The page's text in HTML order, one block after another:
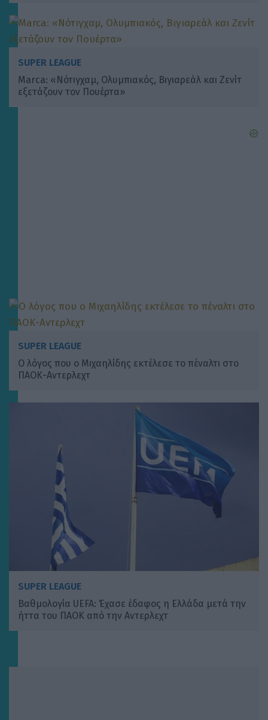
SUPER LEAGUE
Marca: «Νότιγχαμ, Ολυμπιακός, Βιγιαρεάλ και Ζενίτ
εξετάζουν τον Πουέρτα»
SUPER LEAGUE
Ο λόγος που ο Μιχαηλίδης εκτέλεσε το πέναλτι στο
ΠΑΟΚ-Αντερλεχτ
SUPER LEAGUE
Βαθμολογία UEFA: Έχασε έδαφος η Ελλάδα μετά την
ήττα του ΠΑΟΚ από την Αντερλεχτ